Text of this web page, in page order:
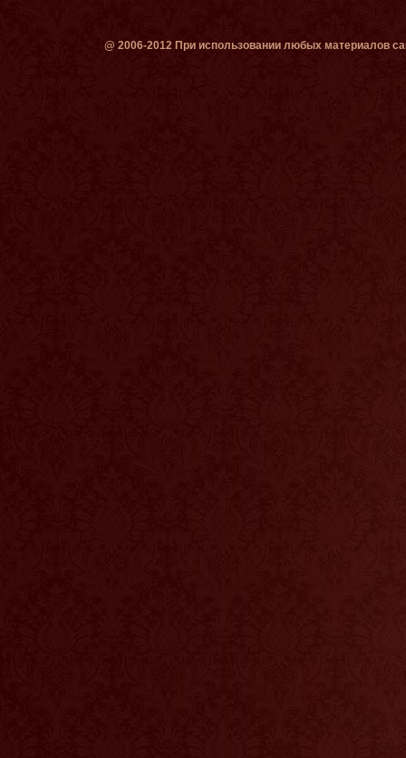
@ 2006-2012 При использовании любых материалов